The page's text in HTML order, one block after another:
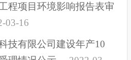
程项目环境影响报告表审
03-16
技有限公司建设年产10